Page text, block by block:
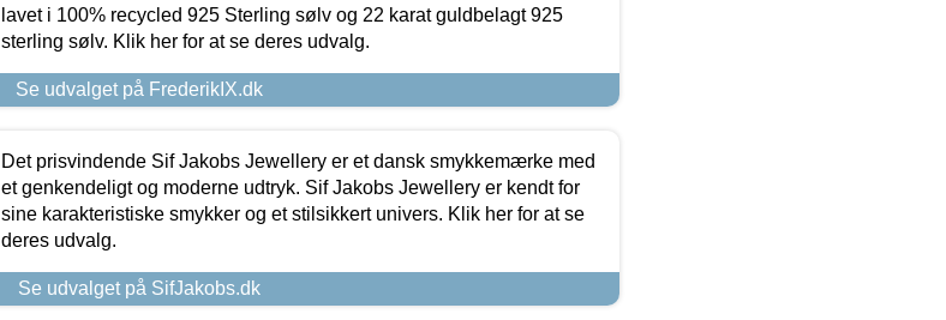
lavet i 100% recycled 925 Sterling sølv og 22 karat guldbelagt 925
sterling sølv. Klik her for at se deres udvalg.
Se udvalget på FrederikIX.dk
Det prisvindende Sif Jakobs Jewellery er et dansk smykkemærke med
et genkendeligt og moderne udtryk. Sif Jakobs Jewellery er kendt for
sine karakteristiske smykker og et stilsikkert univers. Klik her for at se
deres udvalg.
Se udvalget på SifJakobs.dk